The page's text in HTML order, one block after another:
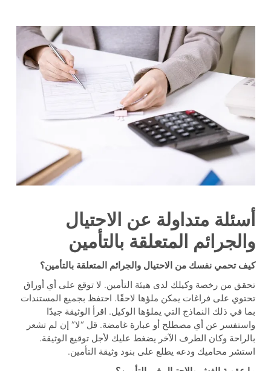
أسئلة متداولة عن الاحتيال
والجرائم المتعلقة بالتأمين
كيف تحمي نفسك من الاحتيال والجرائم المتعلقة بالتأمين؟
تحقق من رخصة وكيلك لدى هيئة التأمين. لا توقع على أي أوراق
تحتوي على فراغات يمكن ملؤها لاحقًا. احتفظ بجميع المستندات
بما في ذلك النماذج التي يملؤها الوكيل. اقرأ الوثيقة جيدًا
واستفسر عن أي مصطلح أو عبارة غامضة. قل “لا” إن لم تشعر
بالراحة وكان الطرف الآخر يضغط عليك لأجل توقيع الوثيقة.
استشر محاميك ودعه يطلع على بنود وثيقة التأمين.